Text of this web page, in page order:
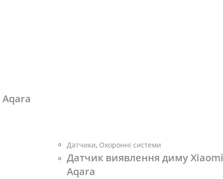
Датчики, Охоронні системи
Датчик виявлення диму Xiaomi
Aqara